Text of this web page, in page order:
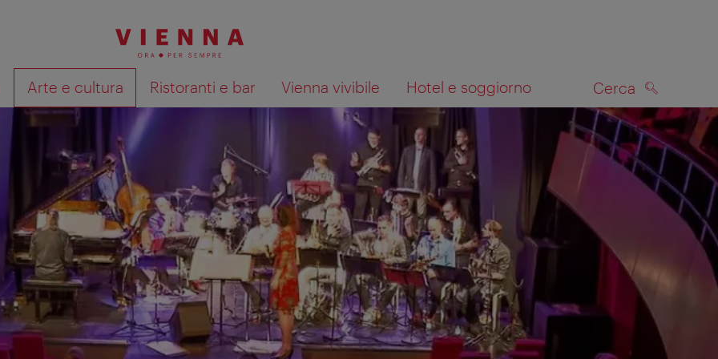
Arte e cultura Ristoranti e bar Vienna vivibile Hotel e soggiorno Cerca
Mostra i risultati della ricerca sulla mappa CERCA